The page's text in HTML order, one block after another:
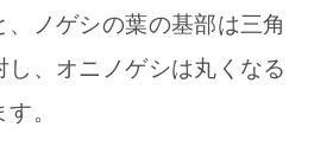
、ノゲシの葉の基部は三角
し、オニノゲシは丸くなる
。